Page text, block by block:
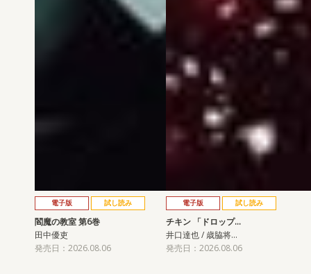
電子版 試し読み
閻魔の教室 第6巻
田中優吏
発売日：2026.08.06
電子版 試し読み
チキン 「ドロップ…
井口達也 / 歳脇将…
発売日：2026.08.06